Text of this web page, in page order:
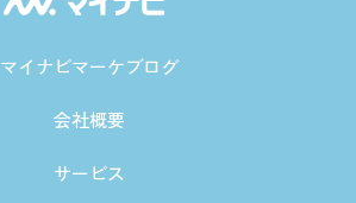
マイナビマーケブログ
会社概要
サービス